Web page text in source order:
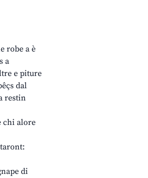
robe a è
a
e piture
dal
restin
chi alore
di